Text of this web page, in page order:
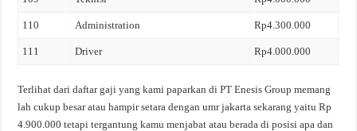
110 Administration Rp4.300.000
111 Driver Rp4.000.000
Terlihat dari daftar gaji yang kami paparkan di PT Enesis Group memang
lah cukup besar atau hampir setara dengan umr jakarta sekarang yaitu Rp
4.900.000 tetapi tergantung kamu menjabat atau berada di posisi apa dan